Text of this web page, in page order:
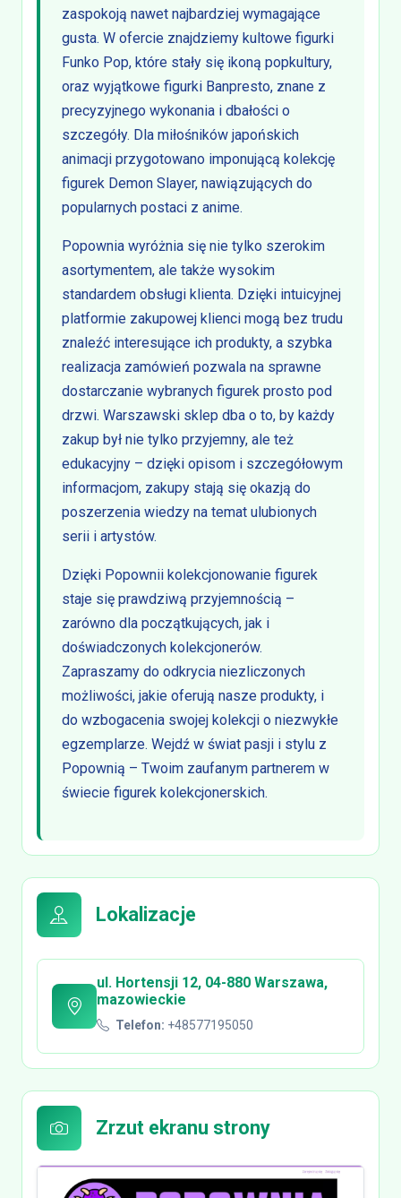
zaspokoją nawet najbardziej wymagające
gusta. W ofercie znajdziemy kultowe figurki
Funko Pop, które stały się ikoną popkultury,
oraz wyjątkowe figurki Banpresto, znane z
precyzyjnego wykonania i dbałości o
szczegóły. Dla miłośników japońskich
animacji przygotowano imponującą kolekcję
figurek Demon Slayer, nawiązujących do
popularnych postaci z anime.
Popownia wyróżnia się nie tylko szerokim
asortymentem, ale także wysokim
standardem obsługi klienta. Dzięki intuicyjnej
platformie zakupowej klienci mogą bez trudu
znaleźć interesujące ich produkty, a szybka
realizacja zamówień pozwala na sprawne
dostarczanie wybranych figurek prosto pod
drzwi. Warszawski sklep dba o to, by każdy
zakup był nie tylko przyjemny, ale też
edukacyjny – dzięki opisom i szczegółowym
informacjom, zakupy stają się okazją do
poszerzenia wiedzy na temat ulubionych
serii i artystów.
Dzięki Popownii kolekcjonowanie figurek
staje się prawdziwą przyjemnością –
zarówno dla początkujących, jak i
doświadczonych kolekcjonerów.
Zapraszamy do odkrycia niezliczonych
możliwości, jakie oferują nasze produkty, i
do wzbogacenia swojej kolekcji o niezwykłe
egzemplarze. Wejdź w świat pasji i stylu z
Popownią – Twoim zaufanym partnerem w
świecie figurek kolekcjonerskich.
Lokalizacje
ul. Hortensji 12, 04-880 Warszawa,
mazowieckie
Telefon: +48577195050
Zrzut ekranu strony